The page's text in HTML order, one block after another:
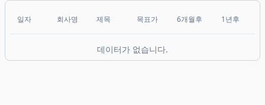
데이터가 없습니다.
일자 회사명 제목 목표가 6개월후 1년후